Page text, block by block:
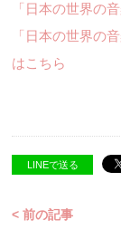
「日本の世界の
「日本の世界の
はこちら
LINEで送る
< 前の記事